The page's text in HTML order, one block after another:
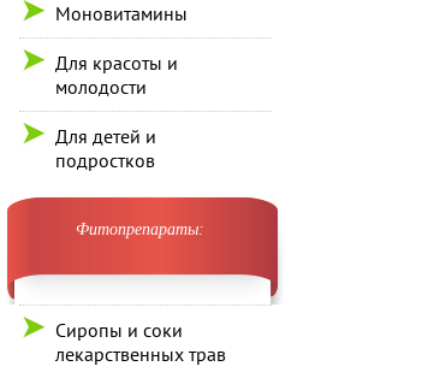
Моновитамины
Для красоты и
молодости
Для детей и
подростков
Фитопрепараты:
Сиропы и соки
лекарственных трав